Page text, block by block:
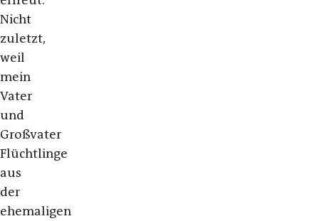
Nicht
zuletzt,
weil
mein
Vater
und
Großvater
Flüchtlinge
aus
der
ehemaligen